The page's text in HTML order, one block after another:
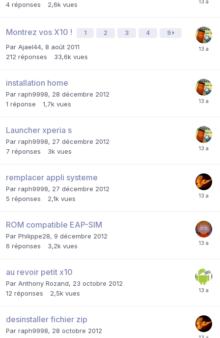
4 réponses 2,6k vues
Montrez vos X10 ! 1 2 3 4 9
Par Ajael44, 8 août 2011
212 réponses 33,6k vues
installation home
Par raph9998, 28 décembre 2012
1 réponse 1,7k vues
Launcher xperia s
Par raph9998, 27 décembre 2012
7 réponses 3k vues
remplacer appli systeme
Par raph9998, 27 décembre 2012
5 réponses 2,1k vues
ROM compatible EAP-SIM
Par Philippe28, 9 décembre 2012
6 réponses 3,2k vues
au revoir petit x10
Par Anthony Rozand, 23 octobre 2012
12 réponses 2,5k vues
desinstaller fichier zip
Par raph9998, 28 octobre 2012